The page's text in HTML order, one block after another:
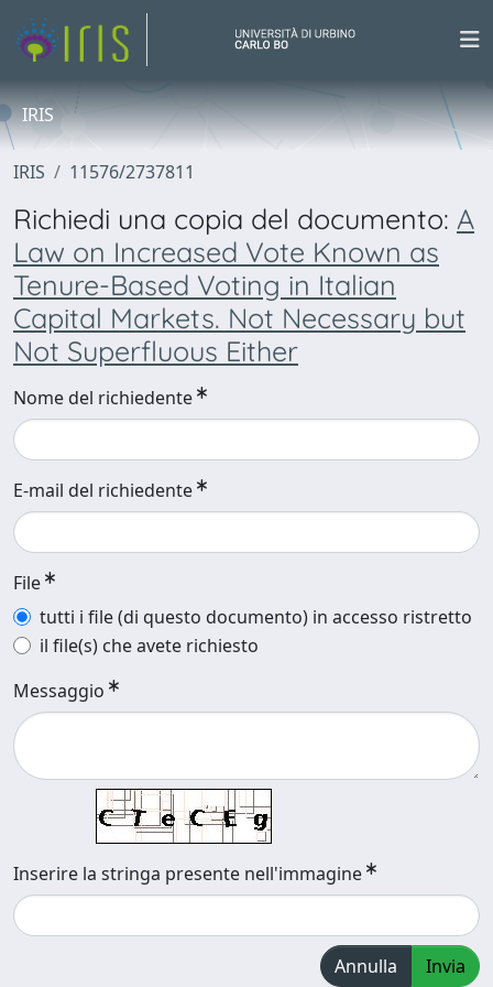
IRIS
IRIS 11576/2737811
Richiedi una copia del documento: A
Law on Increased Vote Known as
Tenure-Based Voting in Italian
Capital Markets. Not Necessary but
Not Superfluous Either
Nome del richiedente
E-mail del richiedente
File
tutti i file (di questo documento) in accesso ristretto
il file(s) che avete richiesto
Messaggio
Inserire la stringa presente nell'immagine
Annulla Invia